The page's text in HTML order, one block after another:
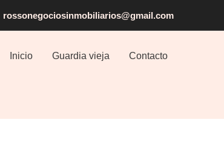
rossonegociosinmobiliarios@gmail.com
Inicio Guardia vieja Contacto